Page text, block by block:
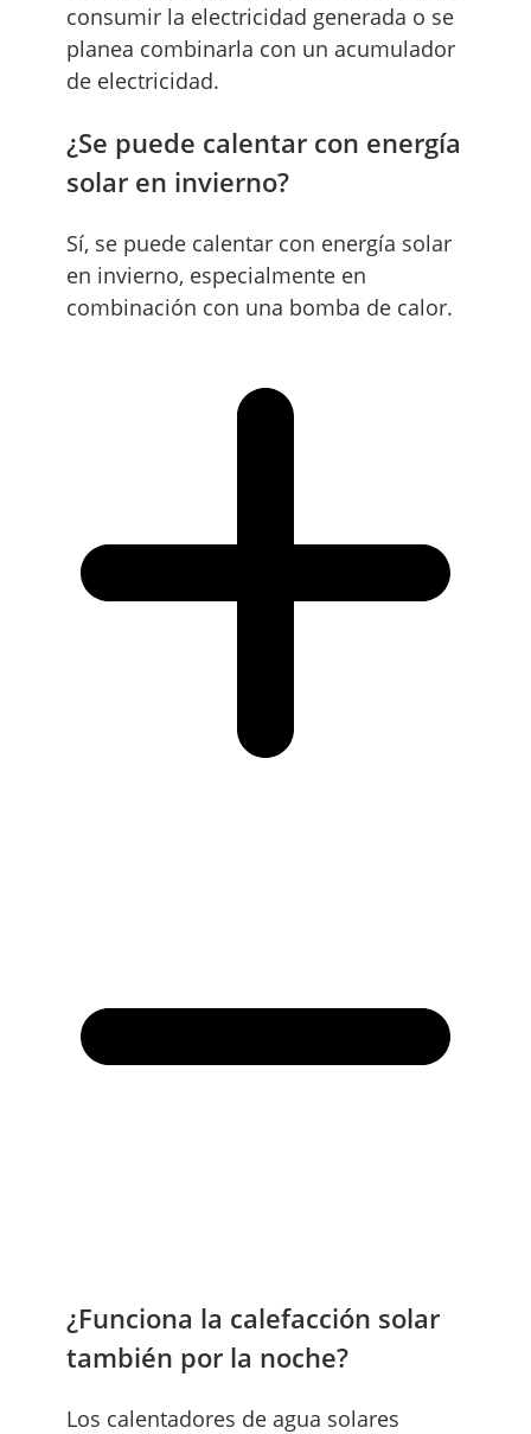
consumir la electricidad generada o se
planea combinarla con un acumulador
de electricidad.
¿Se puede calentar con energía
solar en invierno?
Sí, se puede calentar con energía solar
en invierno, especialmente en
combinación con una bomba de calor.
¿Funciona la calefacción solar
también por la noche?
Los calentadores de agua solares